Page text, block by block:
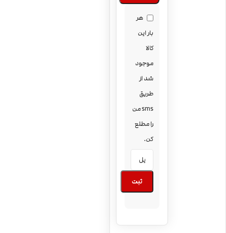
هر
بار این
کالا
موجود
شد از
طریق
sms من
را مطلع
کن.
ثبت